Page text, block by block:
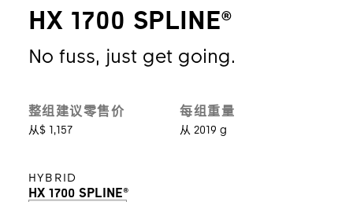
HX 1700 SPLINE®
No fuss, just get going.
整组建议零售价
从$ 1,157
每组重量
从 2019 g
HYBRID
HX 1700 SPLINE®